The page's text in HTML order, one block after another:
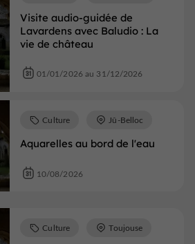
Visite audio-guidée de
Lavardens avec Baludio : La
vie de château
01/01/2026 au 31/12/2026
Aquarelles au bord de l'eau
Culture Jû-Belloc
10/08/2026
Culture Toujouse